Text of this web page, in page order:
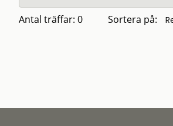
Antal träffar: 0 Sortera på: